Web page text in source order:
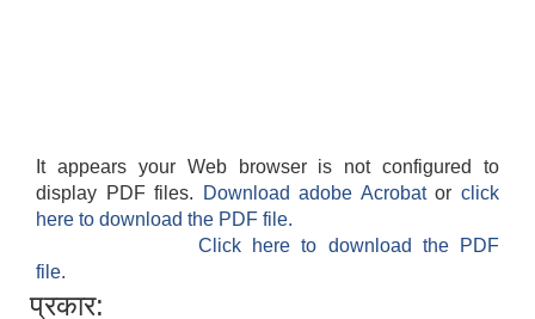
It appears your Web browser is not configured to
display PDF files.
Download adobe Acrobatorclick
here to download the PDF file.
Click here to download the PDF
file.
प्रकार: